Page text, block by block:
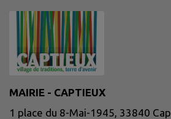
MAIRIE - CAPTIEUX
1 place du 8-Mai-1945, 33840